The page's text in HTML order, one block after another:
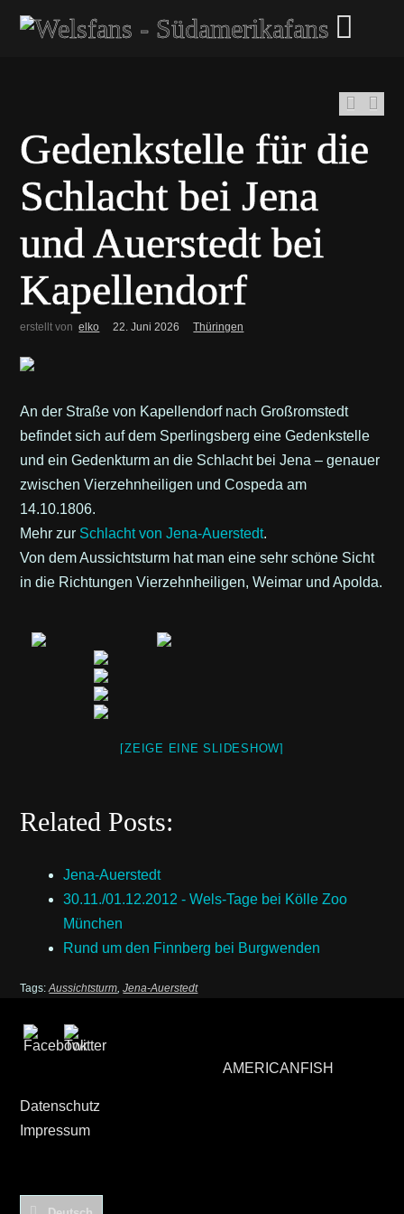
Gedenkstelle für die
Schlacht bei Jena
und Auerstedt bei
Kapellendorf
erstellt von elko 22. Juni 2026 Thüringen
An der Straße von Kapellendorf nach Großromstedt
befindet sich auf dem Sperlingsberg eine Gedenkstelle
und ein Gedenkturm an die Schlacht bei Jena – genauer
zwischen Vierzehnheiligen und Cospeda am
14.10.1806.
Mehr zur Schlacht von Jena-Auerstedt.
Von dem Aussichtsturm hat man eine sehr schöne Sicht
in die Richtungen Vierzehnheiligen, Weimar und Apolda.
[ZEIGE EINE SLIDESHOW]
Related Posts:
Jena-Auerstedt
30.11./01.12.2012 - Wels-Tage bei Kölle Zoo
München
Rund um den Finnberg bei Burgwenden
Tags:Aussichtsturm,Jena-Auerstedt
AMERICANFISH
Datenschutz
Impressum